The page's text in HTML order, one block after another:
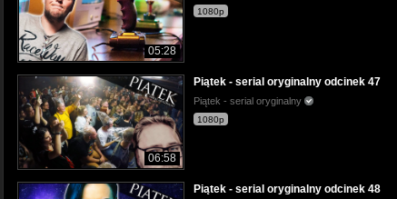
05:28
1080p
06:58
Piątek - serial oryginalny odcinek 47
Piątek - serial oryginalny
1080p
Piątek - serial oryginalny odcinek 48